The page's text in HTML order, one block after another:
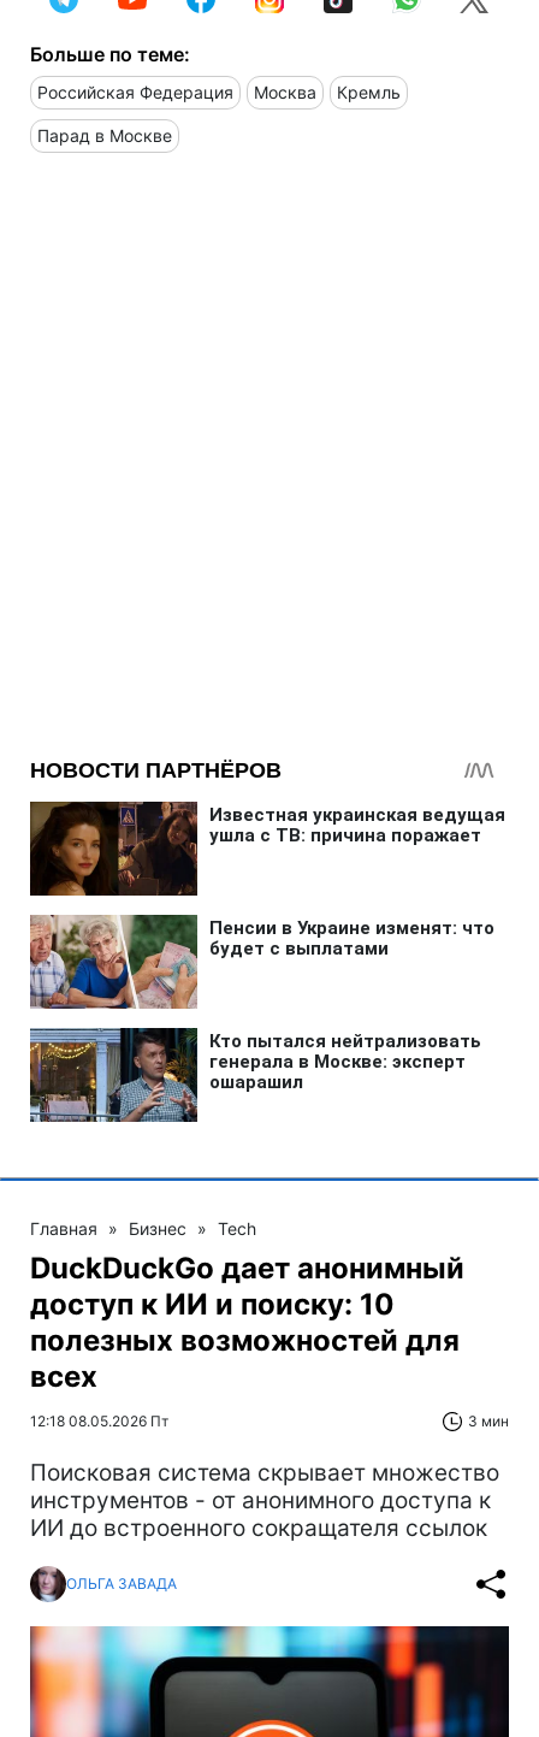
Больше по теме:
Российская Федерация Москва Кремль
Парад в Москве
Главная » Бизнес » Tech
DuckDuckGo дает анонимный
доступ к ИИ и поиску: 10
полезных возможностей для
всех
12:18 08.05.2026 Пт 3 мин
Поисковая система скрывает множество
инструментов - от анонимного доступа к
ИИ до встроенного сокращателя ссылок
ОЛЬГА ЗАВАДА